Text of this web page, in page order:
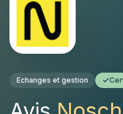
Echanges et gestion